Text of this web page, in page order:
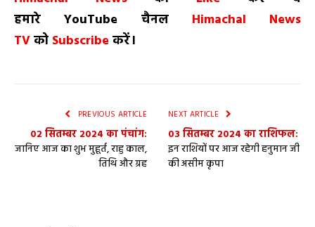
हमारे YouTube चैनल
Himachal News
TVको Subscribe करें।
PREVIOUS ARTICLE
02 सितम्बर 2024 का पंचांग:
जानिए आज का शुभ मुहूर्त, राहु काल,
तिथि और ग्रह
NEXT ARTICLE
03 सितम्बर 2024 का राशिफल:
इन राशियों पर आज रहेगी हनुमान जी
की असीम कृपा